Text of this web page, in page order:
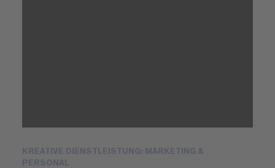
KREATIVE DIENSTLEISTUNG: MARKETING &
PERSONAL